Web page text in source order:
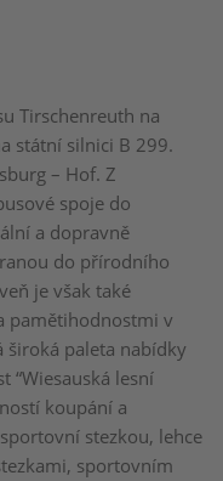
Tirschenreuth na
státní silnici B 299.
– Hof. Z
spoje do
a dopravně
do přírodního
je však také
pamětihodnostmi v
široká paleta nabídky
“Wiesauská lesní
koupání a
stezkou, lehce
sportovním